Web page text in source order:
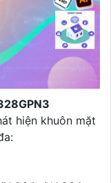
hiện khuôn mặt